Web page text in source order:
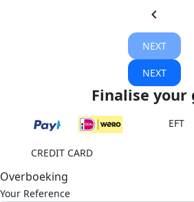
chevron_left
NEXT
NEXT
Finalise your
EFT
CREDIT CARD
Overboeking
Your Reference